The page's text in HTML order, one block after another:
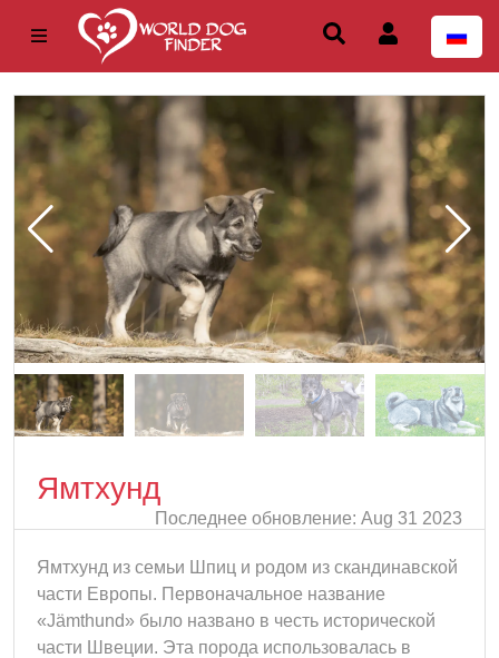
Ямтхунд
Последнее обновление: Aug 31 2023
Ямтхунд из семьи Шпиц и родом из скандинавской
части Европы. Первоначальное название
«Jämthund» было названо в честь исторической
части Швеции. Эта порода использовалась в